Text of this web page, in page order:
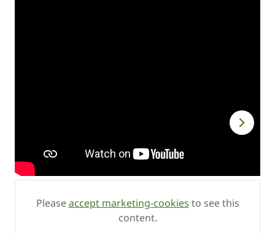
Pleaseaccept marketing-cookies to see this
content.